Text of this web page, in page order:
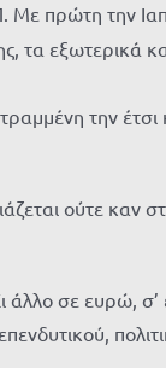
Με πρώτη την
τα εξωτερικά
την έτσι
ούτε καν
άλλο σε ευρώ,